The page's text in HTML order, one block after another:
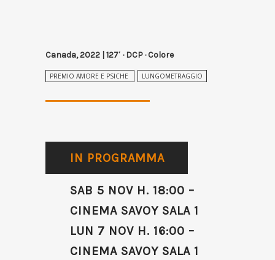
Canada, 2022 | 127′ · DCP · Colore
PREMIO AMORE E PSICHE LUNGOMETRAGGIO
IN PROGRAMMA
SAB 5 NOV H. 18:00 –
CINEMA SAVOY SALA 1
LUN 7 NOV H. 16:00 –
CINEMA SAVOY SALA 1